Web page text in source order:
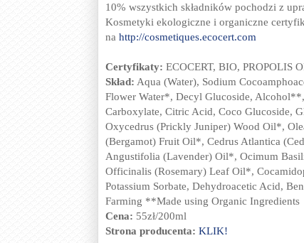
10% wszystkich składników pochodzi z
Kosmetyki ekologiczne i organiczne
na http://cosmetiques.ecocert.com
Certyfikaty: ECOCERT, BIO, PROPOLIS
Skład: Aqua (Water), Sodium
Flower Water*, Decyl Glucoside,
Carboxylate, Citric Acid, Coco Glucoside,
Oxycedrus (Prickly Juniper) Wood Oil*,
(Bergamot) Fruit Oil*, Cedrus Atlantica
Angustifolia (Lavender) Oil*, Ocimum
Officinalis (Rosemary) Leaf Oil*,
Potassium Sorbate, Dehydroacetic Acid,
Farming **Made using Organic Ingredients
Cena: 55zł/200ml
Strona producenta: KLIK!